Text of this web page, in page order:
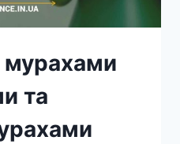
мурахами
та